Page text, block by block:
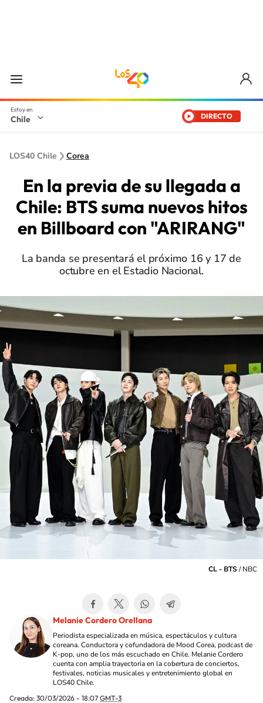
Chile DIRECTO
LOS40 Chile Corea
En la previa de su llegada a
Chile: BTS suma nuevos hitos
en Billboard con "ARIRANG"
La banda se presentará el próximo 16 y 17 de
octubre en el Estadio Nacional.
CL - BTS/NBC
Melanie Cordero Orellana
Periodista especializada en música, espectáculos y cultura
coreana. Conductora y cofundadora de Mood Corea, podcast de
K-pop, uno de los más escuchado en Chile. Melanie Cordero
cuenta con amplia trayectoria en la cobertura de conciertos,
festivales, noticias musicales y entretenimiento global en
LOS40 Chile.
Creada: 30/03/2026 - 18:07 GMT-3